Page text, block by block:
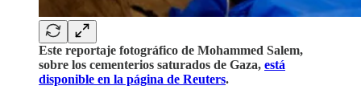
Este reportaje fotográfico de Mohammed Salem,
sobre los cementerios saturados de Gaza, está
disponible en la página de Reuters.